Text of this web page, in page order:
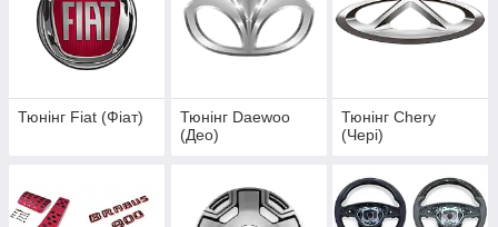
Тюнінг Fiat (Фіат)
Тюнінг Daewoo
(Део)
Тюнінг Chery
(Чері)